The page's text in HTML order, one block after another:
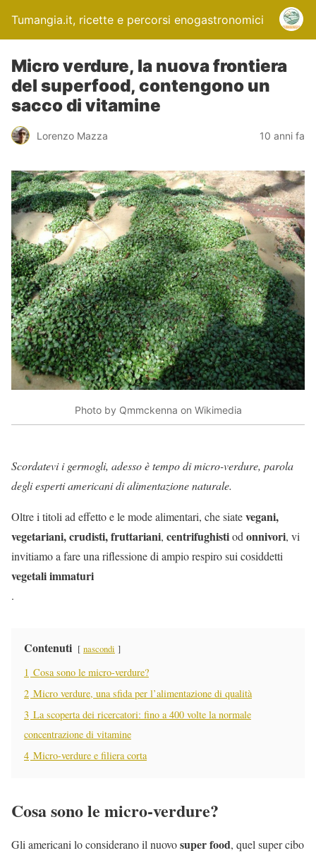
Tumangia.it, ricette e percorsi enogastronomici
Micro verdure, la nuova frontiera
del superfood, contengono un
sacco di vitamine
Lorenzo Mazza 10 anni fa
Photo by Qmmckenna on Wikimedia
Scordatevi i germogli, adesso è tempo di micro-verdure, parola
degli esperti americani di alimentazione naturale.
Oltre i titoli ad effetto e le mode alimentari, che siatevegani,
vegetariani, crudisti, fruttariani, centrifughistiod onnivori, vi
invitiamo a fare una riflessione di ampio respiro sui cosiddetti
vegetali immaturi
.
Contenuti nascondi
1 Cosa sono le micro-verdure?
2 Micro verdure, una sfida per l’alimentazione di qualità
3 La scoperta dei ricercatori: fino a 400 volte la normale
concentrazione di vitamine
4 Micro-verdure e filiera corta
Cosa sono le micro-verdure?
Gli americani lo considerano il nuovosuper food, quel super cibo